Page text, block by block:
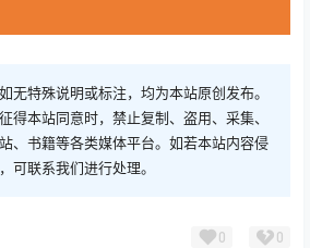
无特殊说明或标注，均为本站原创发布。
得本站同意时，禁止复制、盗用、采集、
、书籍等各类媒体平台。如若本站内容侵
可联系我们进行处理。
0 0